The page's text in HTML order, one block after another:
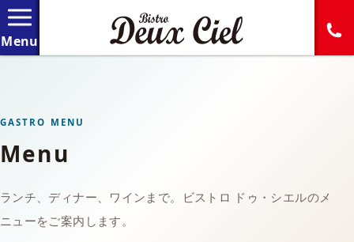
GASTRO MENU
Menu
ランチ、ディナー、ワインまで。ビストロ ドゥ・シエルのメ
ニューをご案内します。